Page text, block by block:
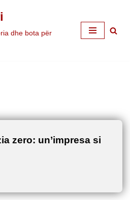
dhe bota për
zero: un’impresa si